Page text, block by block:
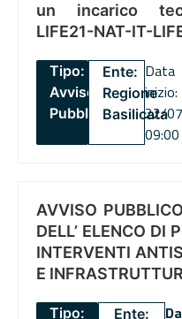
un incarico
LIFE21-NAT-IT-
Tipo:
Avviso
Pubblico
Ente:
Regione
Basilicata
Data
inizio:
22/
09:00
AVVISO
DELL’ ELENCO DI
INTERVENTI
E
Tipo: Ente: